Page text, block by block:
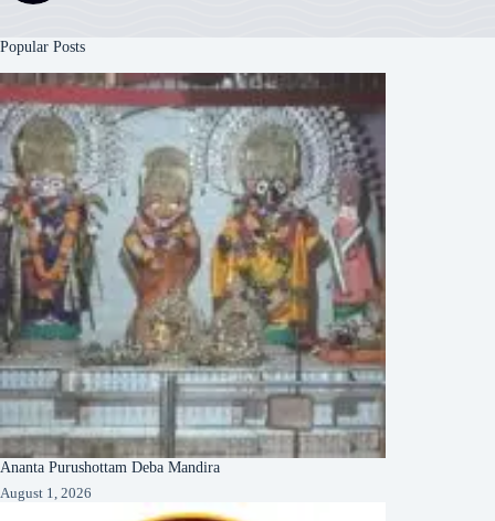
Popular Posts
Ananta Purushottam Deba Mandira
August 1, 2026